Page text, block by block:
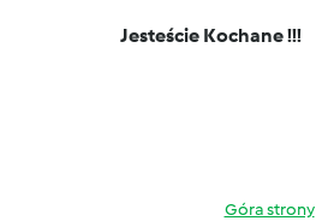
Jesteście Kochane !!!
Góra strony